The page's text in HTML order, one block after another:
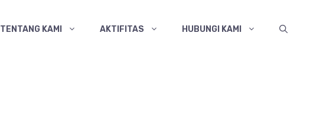
TENTANG KAMI AKTIFITAS HUBUNGI KAMI